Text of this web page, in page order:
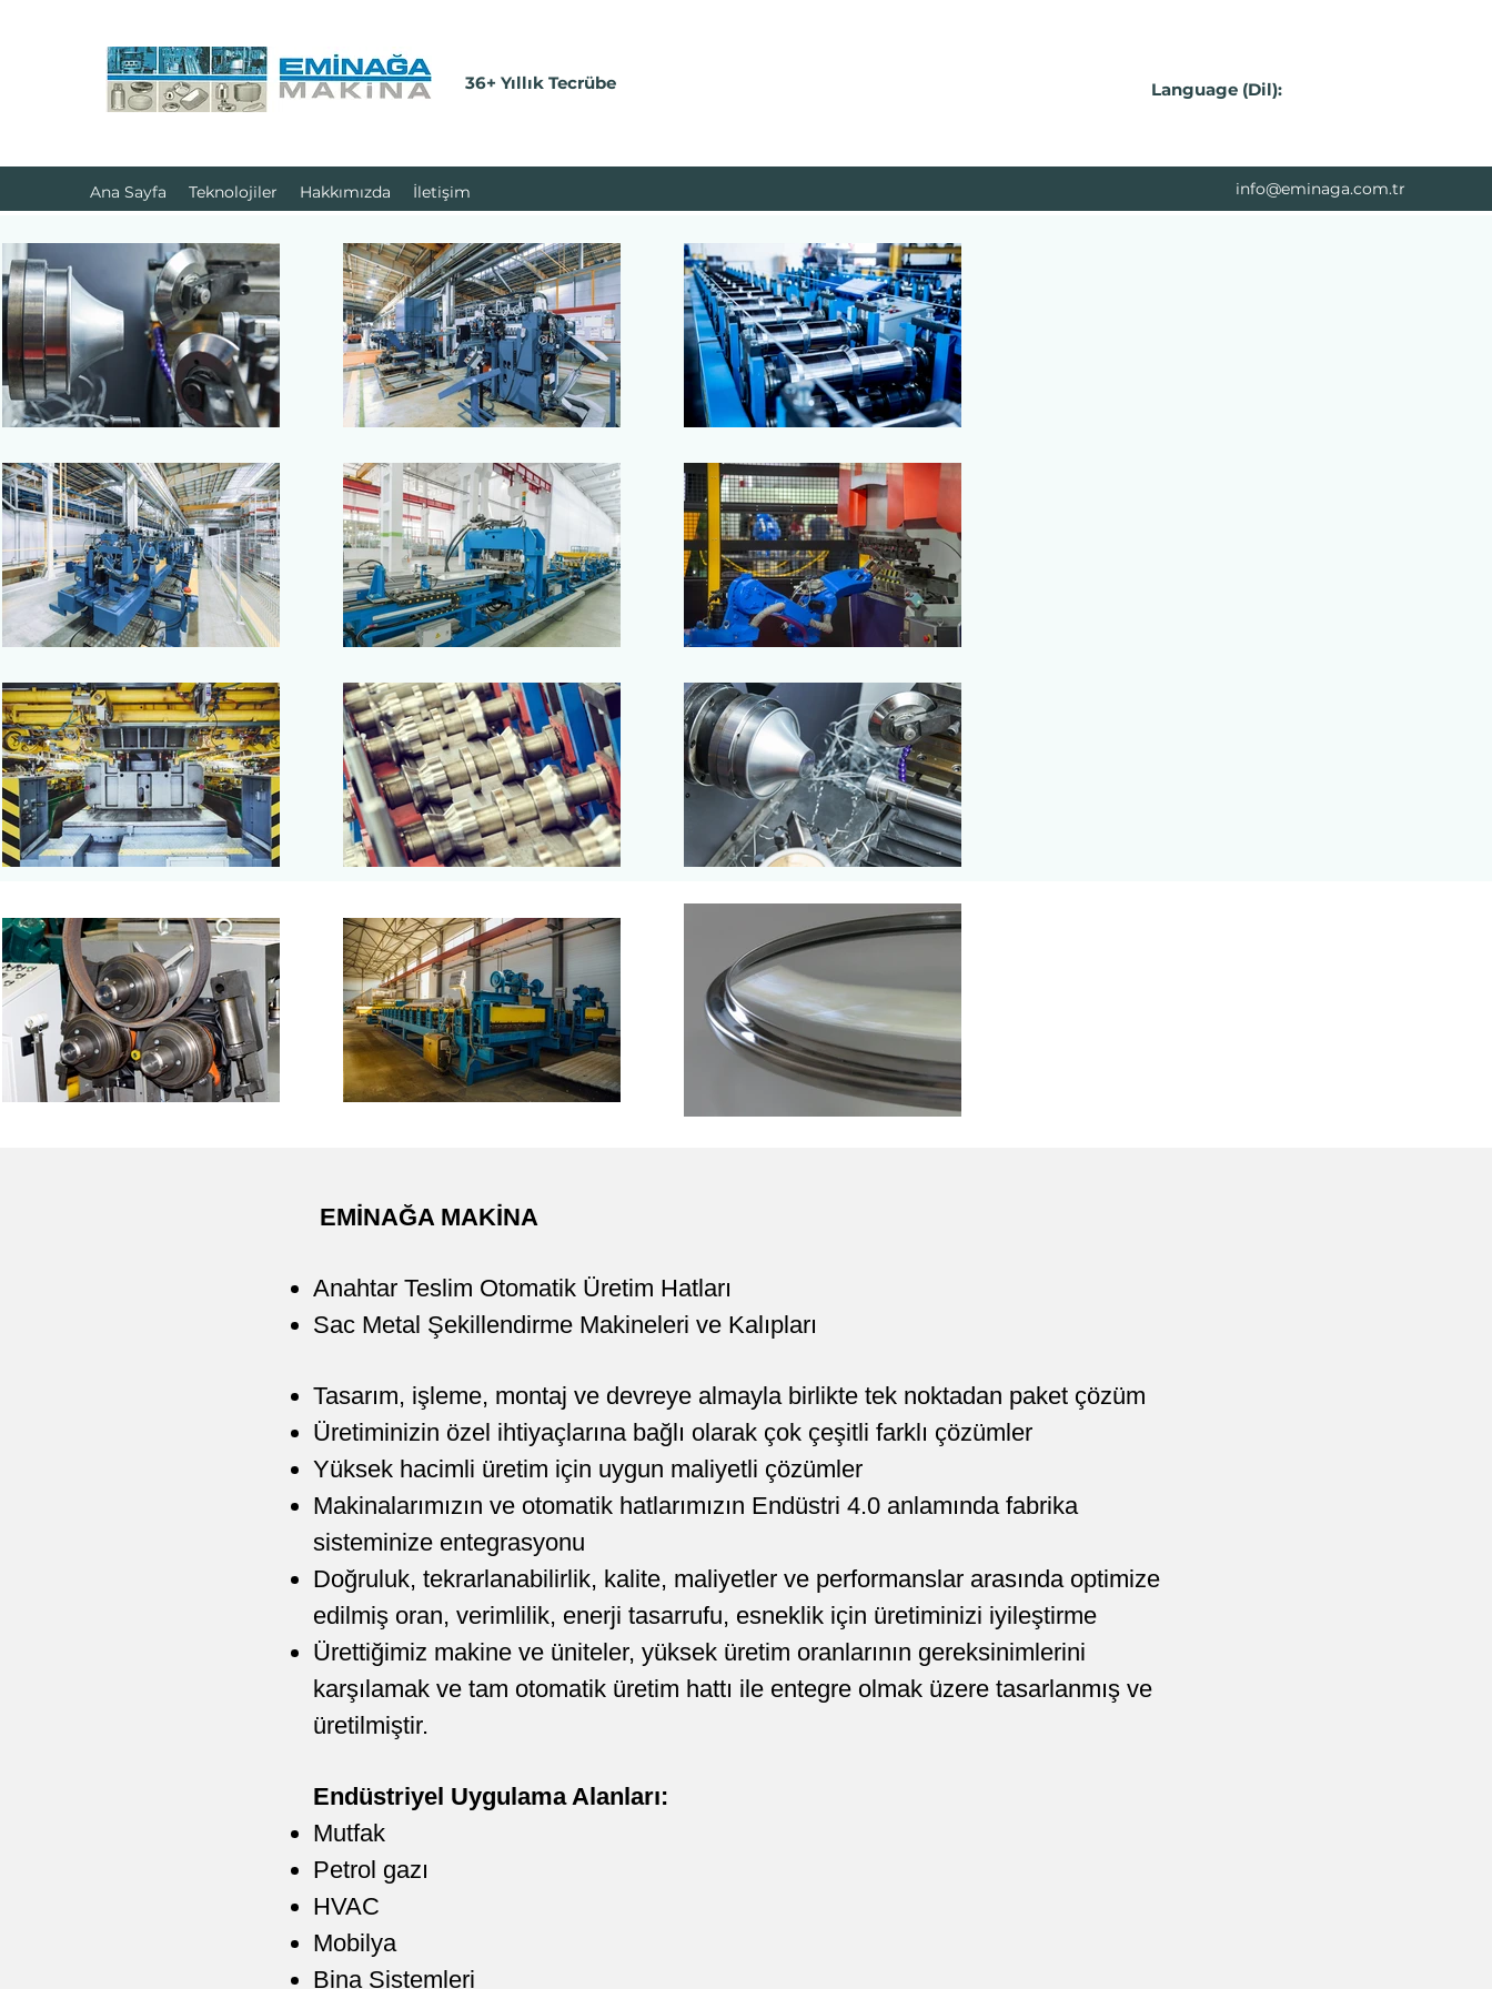
36+ Yıllık Tecrübe Language (Dil):
Ana Sayfa Teknolojiler Hakkımızda İletişim info@eminaga.com.tr
EMİNAĞA MAKİNA
Anahtar Teslim Otomatik Üretim Hatları
Sac Metal Şekillendirme Makineleri ve Kalıpları
Tasarım, işleme, montaj ve devreye almayla birlikte tek noktadan paket çözüm
Üretiminizin özel ihtiyaçlarına bağlı olarak çok çeşitli farklı çözümler
Yüksek hacimli üretim için uygun maliyetli çözümler
Makinalarımızın ve otomatik hatlarımızın Endüstri 4.0 anlamında fabrika
sisteminize entegrasyonu
Doğruluk, tekrarlanabilirlik, kalite, maliyetler ve performanslar arasında optimize
edilmiş oran, verimlilik, enerji tasarrufu, esneklik için üretiminizi iyileştirme
Ürettiğimiz makine ve üniteler, yüksek üretim oranlarının gereksinimlerini
karşılamak ve tam otomatik üretim hattı ile entegre olmak üzere tasarlanmış ve
üretilmiştir.
Endüstriyel Uygulama Alanları:
Mutfak
Petrol gazı
HVAC
Mobilya
Bina Sistemleri